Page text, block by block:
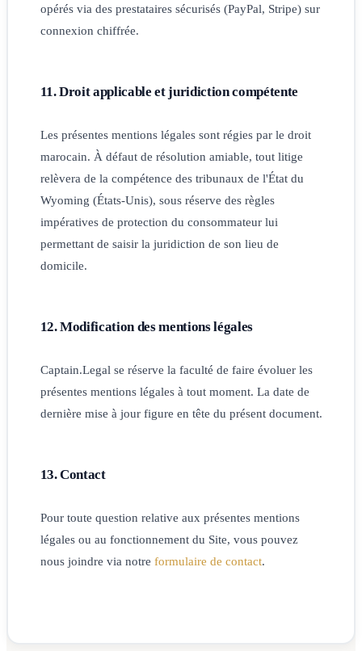
opérés via des prestataires sécurisés (PayPal, Stripe) sur
connexion chiffrée.
11. Droit applicable et juridiction compétente
Les présentes mentions légales sont régies par le droit
marocain. À défaut de résolution amiable, tout litige
relèvera de la compétence des tribunaux de l'État du
Wyoming (États-Unis), sous réserve des règles
impératives de protection du consommateur lui
permettant de saisir la juridiction de son lieu de
domicile.
12. Modification des mentions légales
Captain.Legal se réserve la faculté de faire évoluer les
présentes mentions légales à tout moment. La date de
dernière mise à jour figure en tête du présent document.
13. Contact
Pour toute question relative aux présentes mentions
légales ou au fonctionnement du Site, vous pouvez
nous joindre via notre formulaire de contact.